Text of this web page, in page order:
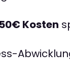
Kosten